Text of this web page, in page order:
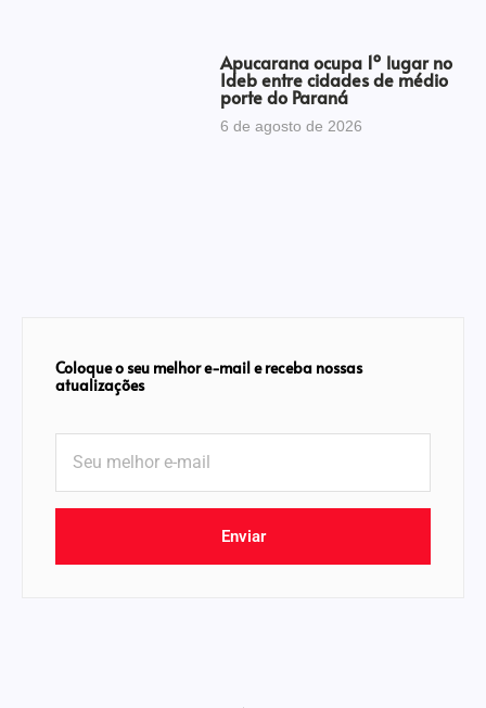
Apucarana ocupa 1º lugar no
Ideb entre cidades de médio
porte do Paraná
6 de agosto de 2026
Coloque o seu melhor e-mail e receba nossas
atualizações
Enviar